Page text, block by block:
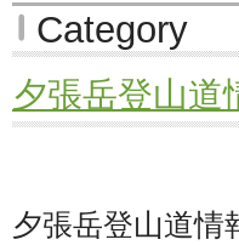
Category
夕張岳登山
夕張岳登山道